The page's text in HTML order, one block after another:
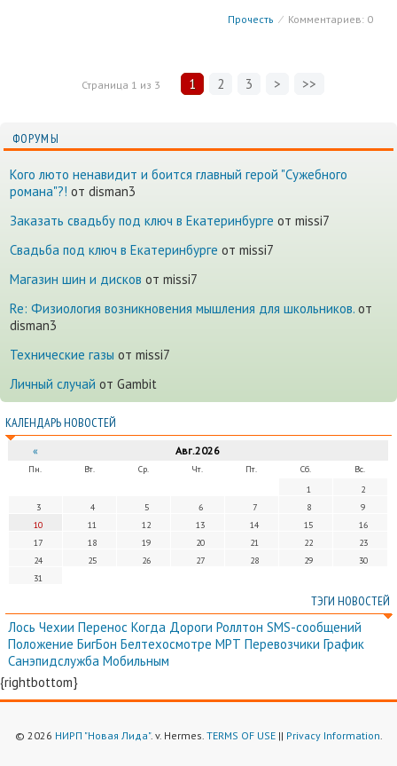
Прочесть ⁄ Комментариев: 0
Страница 1 из 3 1 2 3 > >>
ФОРУМЫ
Кого люто ненавидит и боится главный герой "Сужебного
романа"?! от disman3
Заказать свадьбу под ключ в Екатеринбурге от missi7
Cвадьба под ключ в Екатеринбурге от missi7
Магазин шин и дисков от missi7
Re: Физиология возникновения мышления для школьников. от
disman3
Технические газы от missi7
Личный случай от Gambit
КАЛЕНДАРЬ НОВОСТЕЙ
« Авг.2026
Пн. Вт. Ср. Чт. Пт. Сб.
Вс.
1
2
3
4 5 6 7 8
9
10
11 12 13 14 15
16
17
18 19 20 21 22
23
24
25 26 27 28 29
30
31
ТЭГИ НОВОСТЕЙ
Лось Чехии Перенос Когда Дороги Роллтон SMS-сообщений
Положение БигБон Белтехосмотре МРТ Перевозчики График
Санэпидслужба Мобильным
{rightbottom}
© 2026 НИРП "Новая Лида". v. Hermes. TERMS OF USE|| Privacy Information.